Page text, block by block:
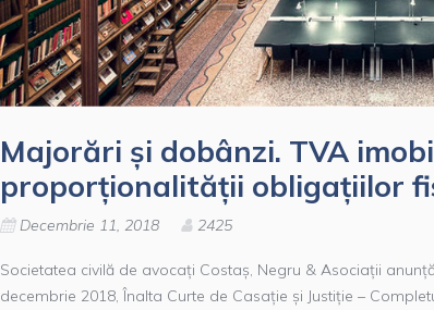
Majorări și dobânzi. TVA
proporționalității obligațiilor
Decembrie 11, 2018 2425
Societatea civilă de avocați Costaș, Negru & Asociații
decembrie 2018, Înalta Curte de Casație și Justiție –